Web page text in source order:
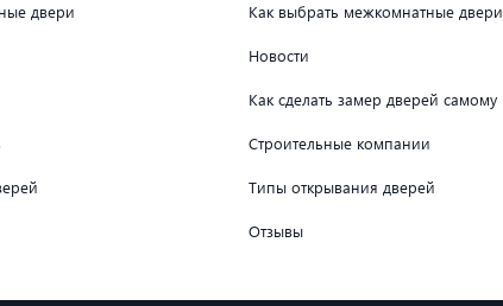
двери Как выбрать межкомнатные двери
Новости
Как сделать замер дверей самому
Строительные компании
Типы открывания дверей
Отзывы